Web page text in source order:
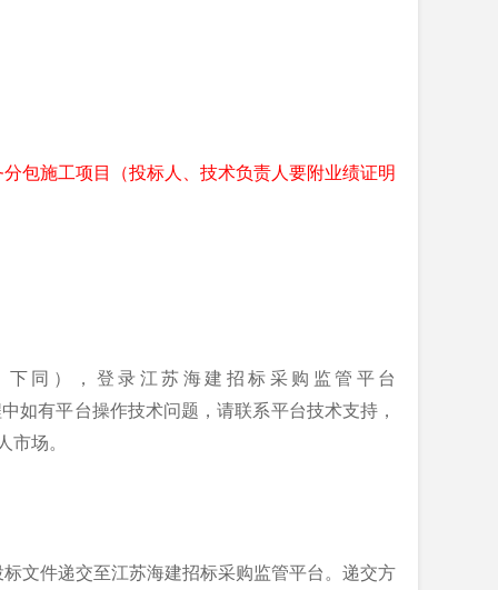
分包施工项目（投标人、技术负责人要附业绩证明
同） ， 登录江苏海建招标采购监管平台
如有平台操作技术问题，请联系平台技术支持，
市场。
标文件递交至江苏海建招标采购监管平台。递交方